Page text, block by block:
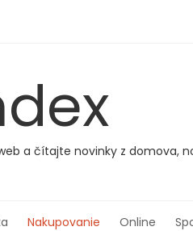
a čítajte novinky z domova,
Nakupovanie Online